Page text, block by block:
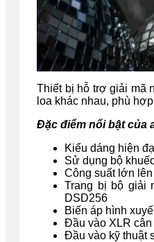
Thiết bị hỗ trợ giải mã
loa khác nhau, phù
Đặc điểm nổi bật của
Kiểu dáng hiện
Sử dụng bộ
Công suất lớn
Trang bị bộ giải
DSD256
Biến áp hình
Đầu vào XLR cân
Đầu vào kỹ thuật